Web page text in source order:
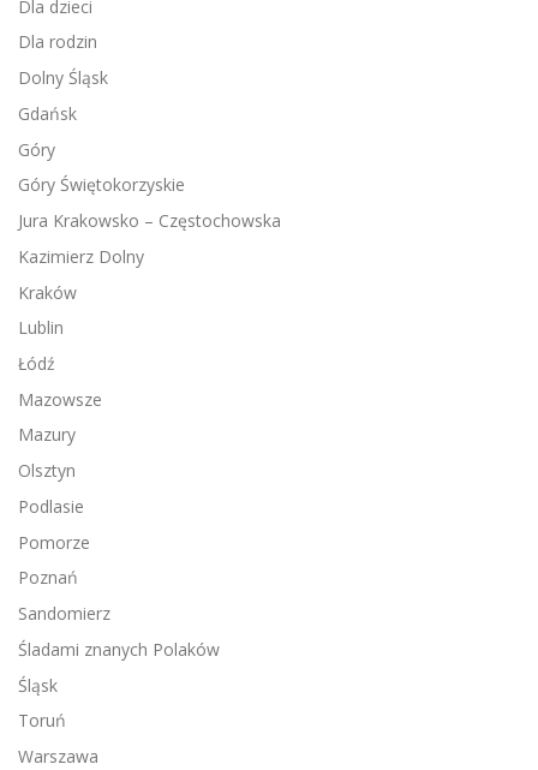
Dla dzieci
Dla rodzin
Dolny Śląsk
Gdańsk
Góry
Góry Świętokorzyskie
Jura Krakowsko – Częstochowska
Kazimierz Dolny
Kraków
Lublin
Łódź
Mazowsze
Mazury
Olsztyn
Podlasie
Pomorze
Poznań
Sandomierz
Śladami znanych Polaków
Śląsk
Toruń
Warszawa